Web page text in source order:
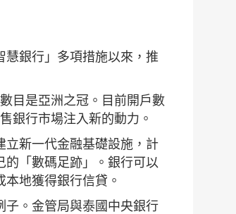
銀行」多項措施以來，推
目是亞洲之冠。目前開戶數
銀行市場注入新的動力。
立新一代金融基礎設施，計
的「數碼足跡」。銀行可以
地獲得銀行信貸。
子。金管局與泰國中央銀行